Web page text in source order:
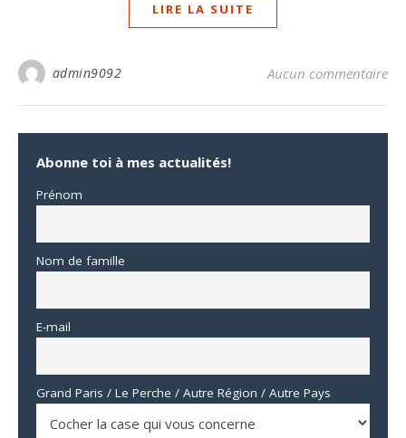
LIRE LA SUITE
admin9092 Aucun commentaire
Abonne toi à mes actualités!
Prénom
Nom de famille
E-mail
Grand Paris / Le Perche / Autre Région / Autre Pays